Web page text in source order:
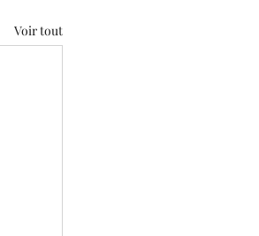
Voir tout